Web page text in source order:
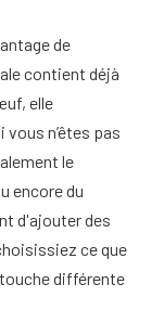
de
contient déjà
elle
n’êtes pas
le
encore du
d'ajouter des
ce que
différente